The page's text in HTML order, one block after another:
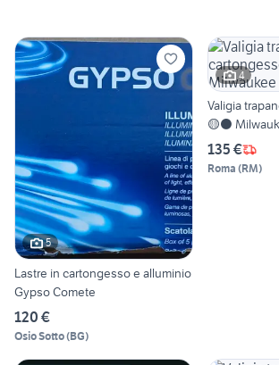
5
Lastre in cartongesso e alluminio
Gypso Comete
120 €
Osio Sotto(BG)
4
Valigia
🟡⚫
135 €
Roma (RM)